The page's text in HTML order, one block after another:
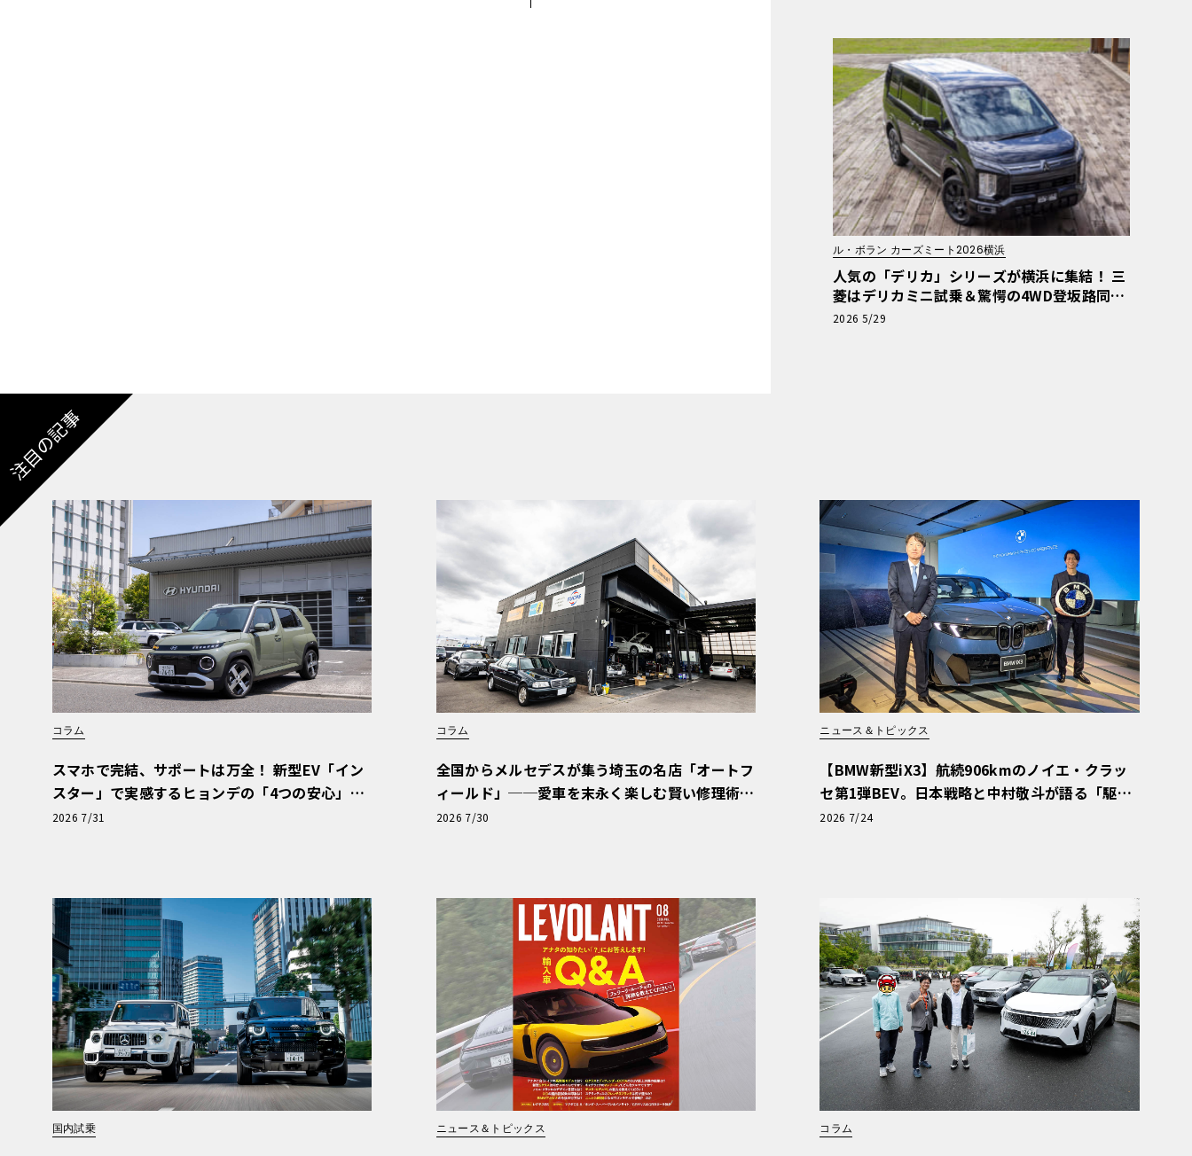
ル・ボラン カーズミート2026横浜
人気の「デリカ」シリーズが横浜に集結！ 三
菱はデリカミニ試乗＆驚愕の4WD登坂路同乗
体験を実施【ル・ボラン カーズミート2026
2026 5/29
注目の記事
コラム
スマホで完結、サポートは万全！ 新型EV「イン
スター」で実感するヒョンデの「4つの安心」
【第1回・ヒョンデ6つの疑問：Why? Hyunda
2026 7/31
コラム
全国からメルセデスが集う埼玉の名店「オートフ
ィールド」──愛車を末永く楽しむ賢い修理術
と、プロがフックス製オイルを選ぶ理由〈PR〉
2026 7/30
ニュース＆トピックス
【BMW新型iX3】航続906kmのノイエ・クラッ
セ第1弾BEV。日本戦略と中村敬斗が語る「駆け
ぬける歓び」
2026 7/24
国内試乗 ニュース＆トピックス コラム